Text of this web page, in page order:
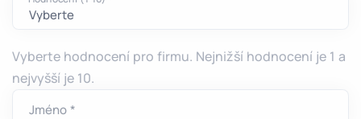
Vyberte hodnocení pro firmu. Nejnižší hodnocení je 1 a
nejvyšší je 10.
Jméno *